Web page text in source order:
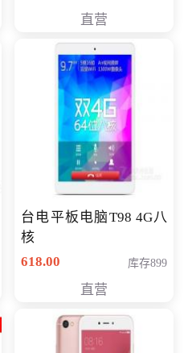
直营
台电平板电脑T98 4G八
核
618.00
库存899
直营